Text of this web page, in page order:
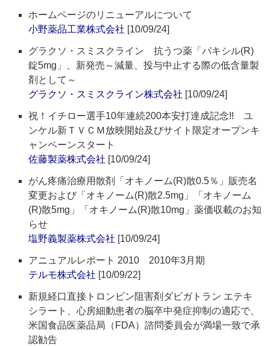
ホームページのリニューアルについて
小野薬品工業株式会社 [10/09/24]
グラクソ・スミスクライン 抗うつ薬「パキシル(R)
錠5mg」、新発売～減量、投与中止する際の低含量製
剤として～
グラクソ・スミスクライン株式会社 [10/09/24]
祝！イチロー選手10年連続200本安打達成記念!! ユ
ンケル新ＴＶＣＭ放映開始及びサイト限定オープンキ
ャンペーンスタート
佐藤製薬株式会社 [10/09/24]
がん疼痛治療用散剤「オキノーム(R)散0.5％」販売名
変更および「オキノーム(R)散2.5mg」「オキノーム
(R)散5mg」「オキノーム(R)散10mg」薬価収載のお知
らせ
塩野義製薬株式会社 [10/09/24]
アニュアルレポート 2010 2010年3月期
テルモ株式会社 [10/09/22]
新規経口直接トロンビン阻害剤ダビガトラン エテキ
シラート、心房細動患者の脳卒中発症抑制の適応で、
米国食品医薬品局（FDA）諮問委員会が満場一致で承
認勧告